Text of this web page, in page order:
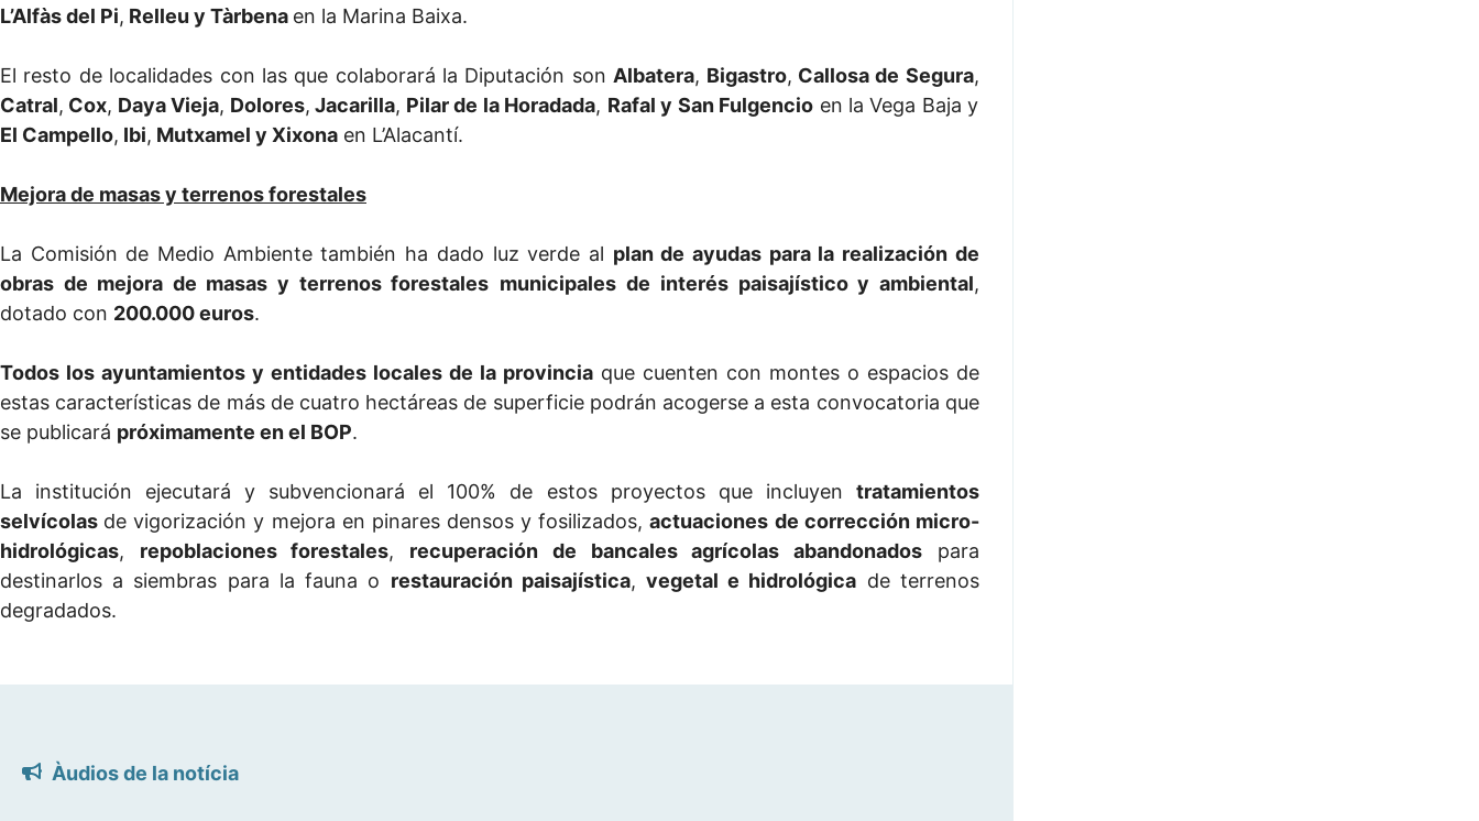
L’Alfàs del Pi, Relleu y Tàrbena en la Marina Baixa.
El resto de localidades con las que colaborará la Diputación son Albatera, Bigastro, Callosa de Segura,
Catral, Cox, Daya Vieja, Dolores, Jacarilla, Pilar de la Horadada, Rafal y San Fulgencio en la Vega Baja y
El Campello, Ibi, Mutxamel y Xixona en L’Alacantí.
Mejora de masas y terrenos forestales
La Comisión de Medio Ambiente también ha dado luz verde al plan de ayudas para la realización de
obras de mejora de masas y terrenos forestales municipales de interés paisajístico y ambiental,
dotado con 200.000 euros.
Todos los ayuntamientos y entidades locales de la provinciaque cuenten con montes o espacios de
estas características de más de cuatro hectáreas de superficie podrán acogerse a esta convocatoria que
se publicará próximamente en el BOP.
La institución ejecutará y subvencionará el 100% de estos proyectos que incluyen tratamientos
selvícolas de vigorización y mejora en pinares densos y fosilizados,actuaciones de corrección micro-
hidrológicas, repoblaciones forestales, recuperación de bancales agrícolas abandonados para
destinarlos a siembras para la fauna o restauración paisajística, vegetal e hidrológica de terrenos
degradados.
Àudios de la notícia